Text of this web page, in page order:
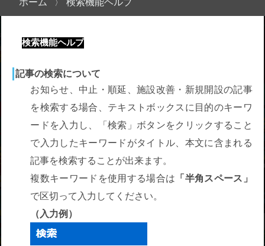
施行
者関
連情
全国
検索機能ヘルプ
記事の検索について
お知らせ、中止・順延、施設改善・新規開設の記事
を検索する場合、テキストボックスに目的のキーワ
ードを入力し、「検索」ボタンをクリックすること
で入力したキーワードがタイトル、本文に含まれる
記事を検索することが出来ます。
複数キーワードを使用する場合は 「半角スペース」
で区切って入力してください。
（入力例）